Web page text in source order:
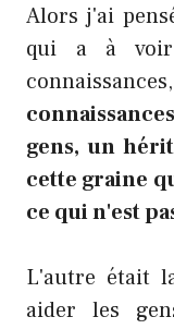
Alors j'ai
qui a à voir
gens, un
cette graine
ce qui n'est
L'autre était
aider les